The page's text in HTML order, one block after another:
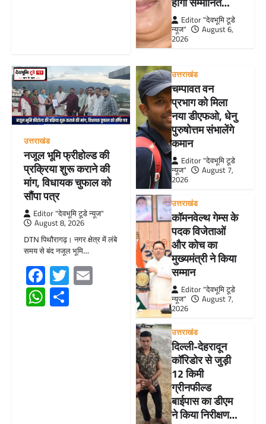
Editor "देवभूमि टूडे
न्यूज"
August 6,
2026
उत्तराखंड
नजूल भूमि फ्रीहोल्ड की
प्रक्रिया शुरू कराने की
मांग, विधायक चुफाल को
सौंपा पत्र
Editor "देवभूमि टूडे न्यूज"
August 8, 2026
DTN पिथौरागढ़। नगर क्षेत्र में लंबे
समय से बंद नजूल भूमि…
Facebook
TwitterEmail
WhatsApp
उत्तराखंड
चम्पावत वन
प्रभाग को मिला
नया डीएफओ, धेनु
पुरुषोत्तम संभालेंगे
कमान
Editor "देवभूमि टूडे
न्यूज"
August 7,
2026
उत्तराखंड
कॉमनवेल्थ गेम्स के
पदक विजेताओं
और कोच का
मुख्यमंत्री ने किया
सम्मान
Editor "देवभूमि टूडे
न्यूज"
August 7,
2026
उत्तराखंड
दिल्ली-देहरादून
कॉरिडोर से जुड़ी
12 किमी
ग्रीनफील्ड
बाईपास का डीएम
ने किया निरीक्षण…